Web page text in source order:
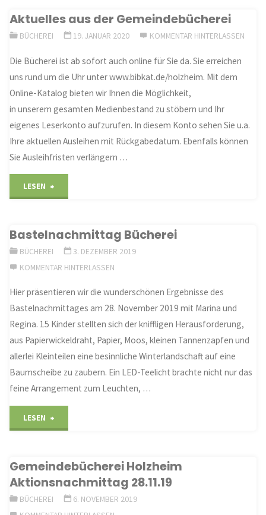
Gemeindebücherei
Aktuelles aus der Gemeindebücherei
BÜCHEREI 19. JANUAR 2020 KOMMENTAR HINTERLASSEN
Die Bücherei ist ab sofort auch online für Sie da. Sie erreichen
uns rund um die Uhr unter www.bibkat.de/holzheim. Mit dem
Online-Katalog bieten wir Ihnen die Möglichkeit,
in unserem gesamten Medienbestand zu stöbern und Ihr
eigenes Leserkonto aufzurufen. In diesem Konto sehen Sie u.a.
Ihre aktuellen Ausleihen mit Rückgabedatum. Ebenfalls können
Sie Ausleihfristen verlängern …
LESEN
der
Bastelnachmittag Bücherei
BÜCHEREI
3. DEZEMBER 2019
KOMMENTAR HINTERLASSEN
Hier präsentieren wir die wunderschönen Ergebnisse des
Bastelnachmittages am 28. November 2019 mit Marina und
Regina. 15 Kinder stellten sich der kniffligen Herausforderung,
aus Papierwickeldraht, Papier, Moos, kleinen Tannenzapfen und
allerlei Kleinteilen eine besinnliche Winterlandschaft auf eine
Baumscheibe zu zaubern. Ein LED-Teelicht brachte nicht nur das
feine Arrangement zum Leuchten, …
LESEN
Gemeindebücherei Holzheim
Aktionsnachmittag 28.11.19
BÜCHEREI
6. NOVEMBER 2019